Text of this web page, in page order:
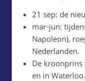
21 sep: de
mar-jun:
Napoleon),
Nederlanden.
De kroonprins
en in Waterloo.